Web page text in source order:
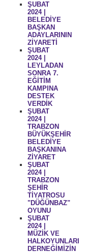
ŞUBAT
2024 |
BELEDİYE
BAŞKAN
ADAYLARININ
ZİYARETİ
ŞUBAT
2024 |
LEYLADAN
SONRA 7.
EĞİTİM
KAMPINA
DESTEK
VERDİK
ŞUBAT
2024 |
TRABZON
BÜYÜKŞEHİR
BELEDİYE
BAŞKANINA
ZİYARET
ŞUBAT
2024 |
TRABZON
ŞEHİR
TİYATROSU
"DÜĞÜNBAZ"
OYUNU
ŞUBAT
2024 |
MÜZİK VE
HALKOYUNLARI
DERNEĞİMİZİN